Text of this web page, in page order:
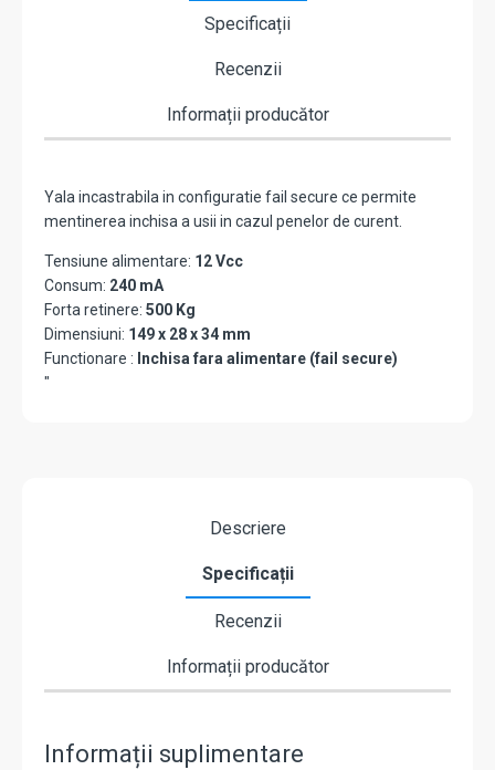
Specificații
Recenzii
Informații producător
Yala incastrabila in configuratie fail secure ce permite
mentinerea inchisa a usii in cazul penelor de curent.
Tensiune alimentare: 12 Vcc
Consum: 240 mA
Forta retinere: 500 Kg
Dimensiuni: 149 x 28 x 34 mm
Functionare : Inchisa fara alimentare (fail secure)
"
Descriere
Specificații
Recenzii
Informații producător
Informații suplimentare